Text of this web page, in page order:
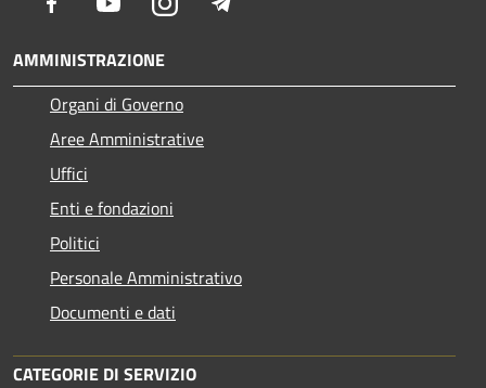
AMMINISTRAZIONE
Organi di Governo
Aree Amministrative
Uffici
Enti e fondazioni
Politici
Personale Amministrativo
Documenti e dati
CATEGORIE DI SERVIZIO